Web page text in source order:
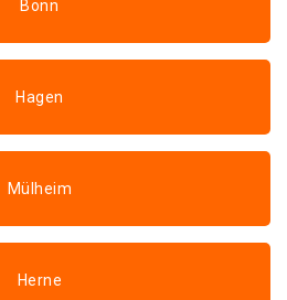
Bonn
Hagen
Mülheim
Herne